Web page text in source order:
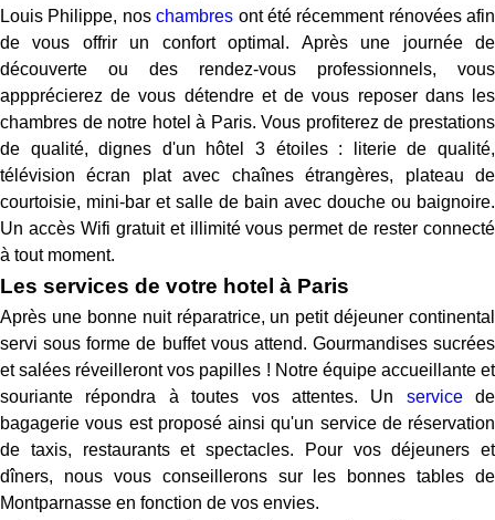
Louis Philippe, noschambres ont été récemment rénovées afin
de vous offrir un confort optimal. Après une journée de
découverte ou des rendez-vous professionnels, vous
appprécierez de vous détendre et de vous reposer dans les
chambres de notre hotel à Paris. Vous profiterez de prestations
de qualité, dignes d'un hôtel 3 étoiles : literie de qualité,
télévision écran plat avec chaînes étrangères, plateau de
courtoisie, mini-bar et salle de bain avec douche ou baignoire.
Un accès Wifi gratuit et illimité vous permet de rester connecté
à tout moment.
Les services de votre hotel à Paris
Après une bonne nuit réparatrice, un petit déjeuner continental
servi sous forme de buffet vous attend. Gourmandises sucrées
et salées réveilleront vos papilles ! Notre équipe accueillante et
souriante répondra à toutes vos attentes. Un servicede
bagagerie vous est proposé ainsi qu'un service de réservation
de taxis, restaurants et spectacles. Pour vos déjeuners et
dîners, nous vous conseillerons sur les bonnes tables de
Montparnasse en fonction de vos envies.